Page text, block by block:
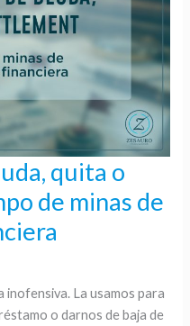
quita o
de minas de
inofensiva. La usamos para
o darnos de baja de